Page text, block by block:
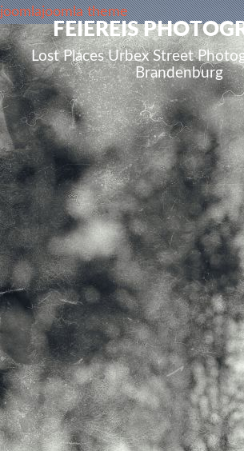
FEIEREIS
Lost Places Urbex Street
Brandenburg
joomlajoomla theme